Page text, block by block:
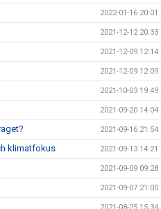
2022-01-16 20:01
2021-12-12 20:33
2021-12-09 12:14
2021-12-09 12:09
2021-10-03 19:49
2021-09-20 14:04
2021-09-16 21:54
klimatfokus 2021-09-13 14:21
2021-09-09 09:28
2021-09-07 21:00